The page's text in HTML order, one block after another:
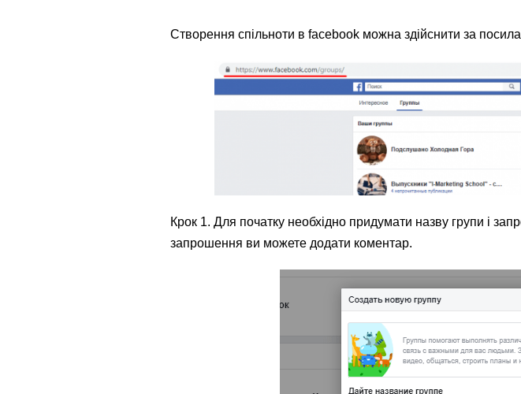
Створення спільноти в facebook можна здійснити за
Крок 1. Для початку необхідно придумати назву групи і
запрошення ви можете додати коментар.